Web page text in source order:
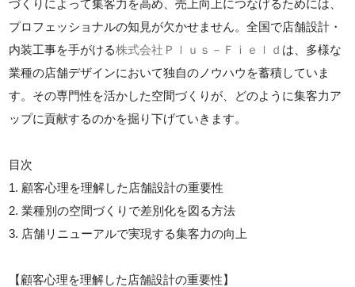
づくりによって集客力を高め、売上向上につなげるためには、
プロフェッショナルの知見が欠かせません。全国で店舗設計・
内装工事を手がける株式会社Ｐｌｕｓ－Ｆｉｅｌｄ は、多様な
業種の店舗デザインにおいて独自のノウハウを蓄積していま
す。その専門性を活かした空間づくりが、どのように集客力ア
ップに貢献するのかを掘り下げていきます。
目次
1. 顧客心理を理解した店舗設計の重要性
2. 業種別の空間づくりで差別化を図る方法
3. 店舗リニューアルで実現する集客力の向上
【顧客心理を理解した店舗設計の重要性】